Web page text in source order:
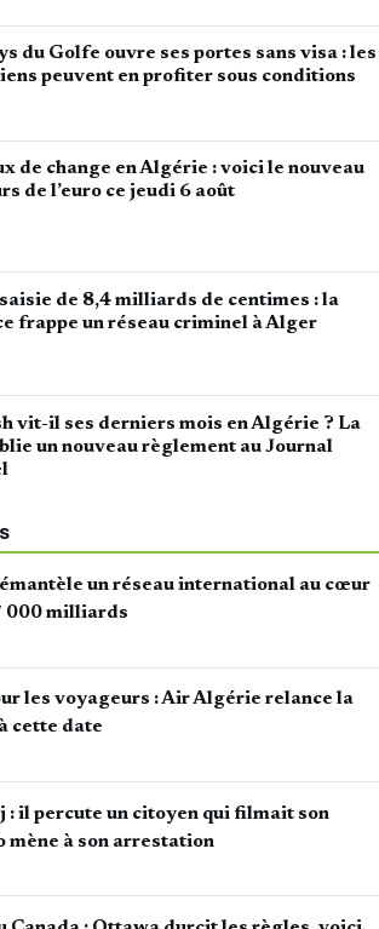
du Golfe ouvre ses portes sans visa : les
peuvent en profiter sous conditions
de change en Algérie : voici le nouveau
de l’euro ce jeudi 6 août
de 8,4 milliards de centimes : la
frappe un réseau criminel à Alger
vit-il ses derniers mois en Algérie ? La
un nouveau règlement au Journal
un réseau international au cœur
000 milliards
les voyageurs : Air Algérie relance la
cette date
il percute un citoyen qui filmait son
mène à son arrestation